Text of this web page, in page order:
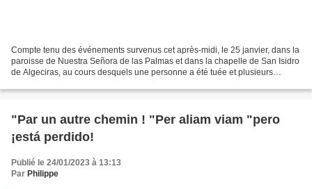
Compte tenu des événements survenus cet après-midi, le 25 janvier, dans la
paroisse de Nuestra Señora de las Palmas et dans la chapelle de San Isidro
de Algeciras, au cours desquels une personne a été tuée et plusieurs
"Par un autre chemin ! "Per aliam viam "pero
¡está perdido!
Publié le 24/01/2023 à 13:13
Par Philippe